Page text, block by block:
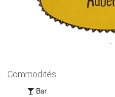
Commodités
Bar